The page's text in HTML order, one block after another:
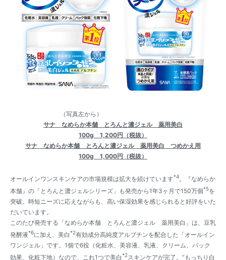
（写真左から）
サナ なめらか本舗 とろんと濃ジェル 薬用美白
100g 1,200円（税抜）
サナ なめらか本舗 とろんと濃ジェル 薬用美白 つめかえ用
100g 1,000円（税抜）
オールインワンスキンケアの市場規模は拡大を続けています*4。『なめらか
本舗』の「とろんと濃ジェルシリーズ」も発売から1年3ヶ月で150万個*5を
突破。時短ニーズに応えながらも、高い保湿効果を感じられると好評をいた
だいています。
このたび発売する「なめらか本舗 とろんと濃ジェル 薬用美白」は、豆乳
発酵液*6に加え、美白*2有効成分高純度アルブチンを配合した「オールイン
ワンジェル」です。1個で6役（化粧水、美容液、乳液、クリーム、パック
効果、化粧下地）なので、これ1つで美白*2スキンケアが完了。“もっちり白